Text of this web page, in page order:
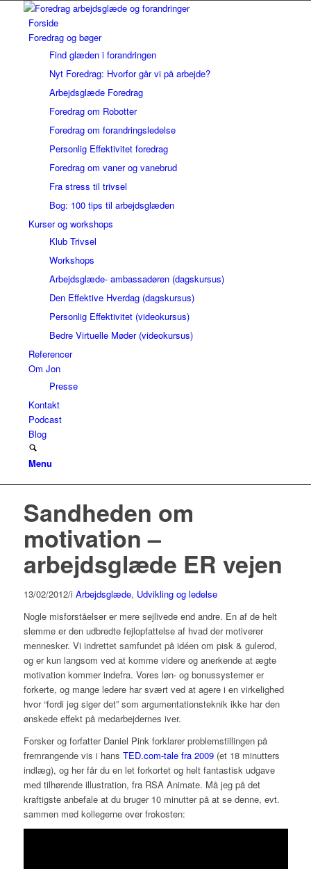
Forside
Foredrag og bøger
Find glæden i forandringen
Nyt Foredrag: Hvorfor går vi på arbejde?
Arbejdsglæde Foredrag
Foredrag om Robotter
Foredrag om forandringsledelse
Personlig Effektivitet foredrag
Foredrag om vaner og vanebrud
Fra stress til trivsel
Bog: 100 tips til arbejdsglæden
Kurser og workshops
Klub Trivsel
Workshops
Arbejdsglæde- ambassadøren (dagskursus)
Den Effektive Hverdag (dagskursus)
Personlig Effektivitet (videokursus)
Bedre Virtuelle Møder (videokursus)
Referencer
Om Jon
Presse
Kontakt
Podcast
Blog
Menu
Sandheden om
motivation –
arbejdsglæde ER vejen
13/02/2012/i Arbejdsglæde, Udvikling og ledelse
Nogle misforståelser er mere sejlivede end andre. En af de helt
slemme er den udbredte fejlopfattelse af hvad der motiverer
mennesker. Vi indrettet samfundet på idéen om pisk & gulerod,
og er kun langsom ved at komme videre og anerkende at ægte
motivation kommer indefra. Vores løn- og bonussystemer er
forkerte, og mange ledere har svært ved at agere i en virkelighed
hvor “fordi jeg siger det” som argumentationsteknik ikke har den
ønskede effekt på medarbejdernes iver.
Forsker og forfatter Daniel Pink forklarer problemstillingen på
fremrangende vis i hans TED.com-tale fra 2009(et 18 minutters
indlæg), og her får du en let forkortet og helt fantastisk udgave
med tilhørende illustration, fra RSA Animate. Må jeg på det
kraftigste anbefale at du bruger 10 minutter på at se denne, evt.
sammen med kollegerne over frokosten: